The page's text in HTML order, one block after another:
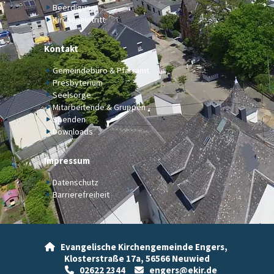
Beerdigung
Kircheneintritt
Kontakt
Gemeindebüro & Pfarramt
Presbyterium
Seelsorge
Mitarbeitende & Gruppen
Spenden
Downloads
Impressum
Datenschutz
Barrierefreiheit

Evangelische Kirchengemeinde Engers,
Klosterstraße 17a, 56566 Neuwied
02622 2344 engers@ekir.de